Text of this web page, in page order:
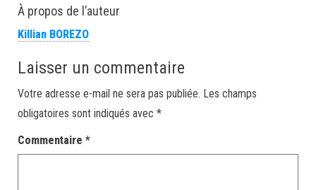
À propos de l’auteur
Killian BOREZO
Laisser un commentaire
Votre adresse e-mail ne sera pas publiée. Les champs
obligatoires sont indiqués avec *
Commentaire *